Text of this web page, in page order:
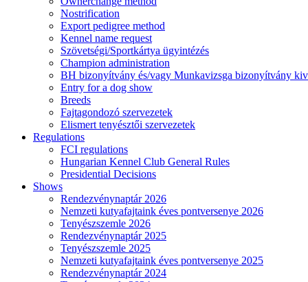
Nostrification
Export pedigree method
Kennel name request
Szövetségi/Sportkártya ügyintézés
Champion administration
BH bizonyítvány és/vagy Munkavizsga bizonyítvány
Entry for a dog show
Breeds
Fajtagondozó szervezetek
Elismert tenyésztői szervezetek
Regulations
FCI regulations
Hungarian Kennel Club General Rules
Presidential Decisions
Shows
Rendezvénynaptár 2026
Nemzeti kutyafajtaink éves pontversenye 2026
Tenyészszemle 2026
Rendezvénynaptár 2025
Tenyészszemle 2025
Nemzeti kutyafajtaink éves pontversenye 2025
Rendezvénynaptár 2024